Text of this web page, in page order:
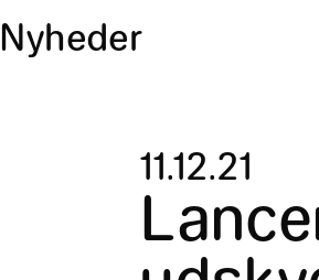
Nyheder
11.12.21